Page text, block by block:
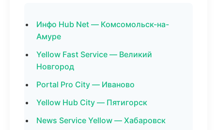
Инфо Hub Net — Комсомольск-на-
Амуре
Yellow Fast Service — Великий
Новгород
Portal Pro City — Иваново
Yellow Hub City — Пятигорск
News Service Yellow — Хабаровск